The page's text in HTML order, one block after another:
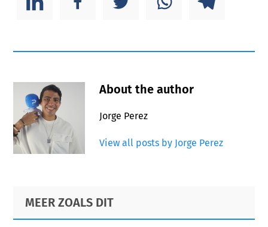
About the author
Jorge Perez
View all posts by Jorge Perez
Primary
Sidebar
Footer
MEER ZOALS DIT